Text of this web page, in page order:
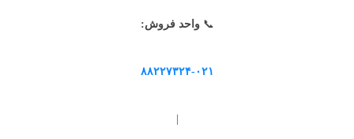
📞واحد فروش:
۸۸۲۲۷۳۲۴-۰۲۱